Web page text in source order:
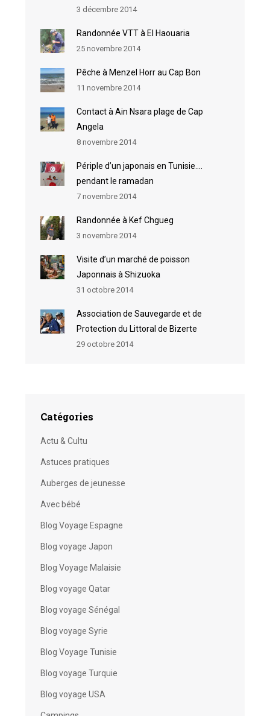
3 décembre 2014
Randonnée VTT à El Haouaria
25 novembre 2014
Pêche à Menzel Horr au Cap Bon
11 novembre 2014
Contact à Ain Nsara plage de Cap
Angela
8 novembre 2014
Périple d’un japonais en Tunisie….
pendant le ramadan
7 novembre 2014
Randonnée à Kef Chgueg
3 novembre 2014
Visite d’un marché de poisson
Japonnais à Shizuoka
31 octobre 2014
Association de Sauvegarde et de
Protection du Littoral de Bizerte
29 octobre 2014
Catégories
Actu & Cultu
Astuces pratiques
Auberges de jeunesse
Avec bébé
Blog Voyage Espagne
Blog voyage Japon
Blog Voyage Malaisie
Blog voyage Qatar
Blog voyage Sénégal
Blog voyage Syrie
Blog Voyage Tunisie
Blog voyage Turquie
Blog voyage USA